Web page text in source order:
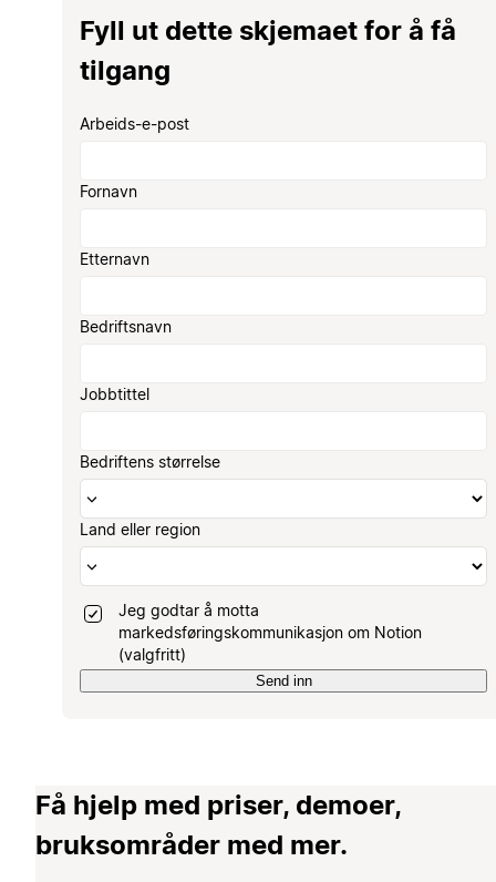
Fyll ut dette skjemaet for å få
tilgang
Arbeids-e-post
Fornavn
Etternavn
Bedriftsnavn
Jobbtittel
Bedriftens størrelse
Land eller region
Jeg godtar å motta
markedsføringskommunikasjon om Notion
(valgfritt)
Send inn
Få hjelp med priser, demoer,
bruksområder med mer.